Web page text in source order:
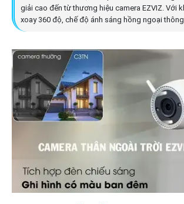
giải cao đến từ thương hiệu camera EZVIZ. Với
xoay 360 độ, chế độ ánh sáng hồng ngoại thông